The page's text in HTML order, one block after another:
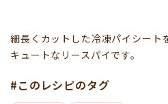
細長くカットした冷凍パイシート
キュートなリースパイです。
#このレシピのタグ